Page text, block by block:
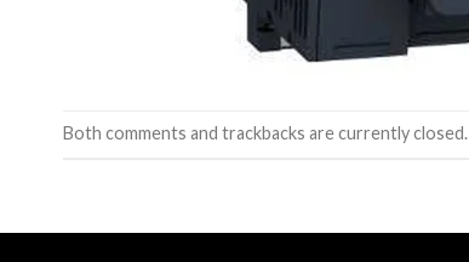
Both comments and trackbacks are currently closed.